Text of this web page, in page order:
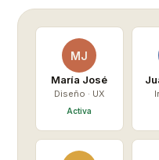
MJ
María José
Diseño · UX
Activa